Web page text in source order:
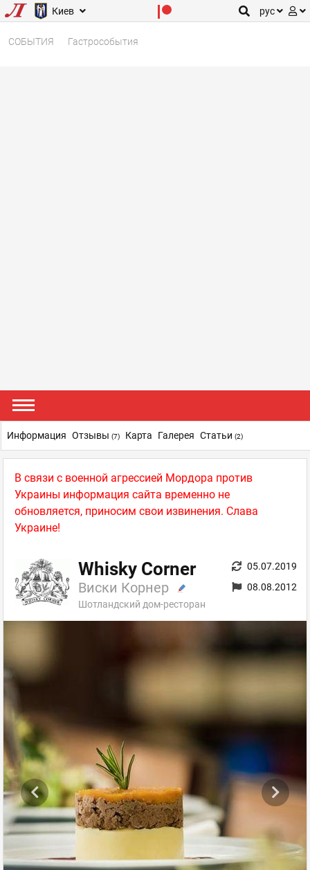
Киев рус
СОБЫТИЯ Гастрособытия
В связи с военной агрессией Мордора против
Украины информация сайта временно не
обновляется, приносим свои извинения. Слава
Украине!
Whisky Corner
Виски Корнер
Шотландский дом-ресторан
05.07.2019
08.08.2012
Информация Отзывы (7) Карта Галерея Статьи (2)